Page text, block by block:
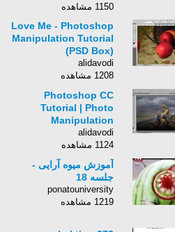
1150 مشاهده
Love Me - Photoshop
Manipulation Tutorial
(PSD Box)
alidavodi
1208 مشاهده
Photoshop CC
Tutorial | Photo
Manipulation
alidavodi
1124 مشاهده
آموزش میوه آرایی -
جلسه 18
ponatouniversity
1219 مشاهده